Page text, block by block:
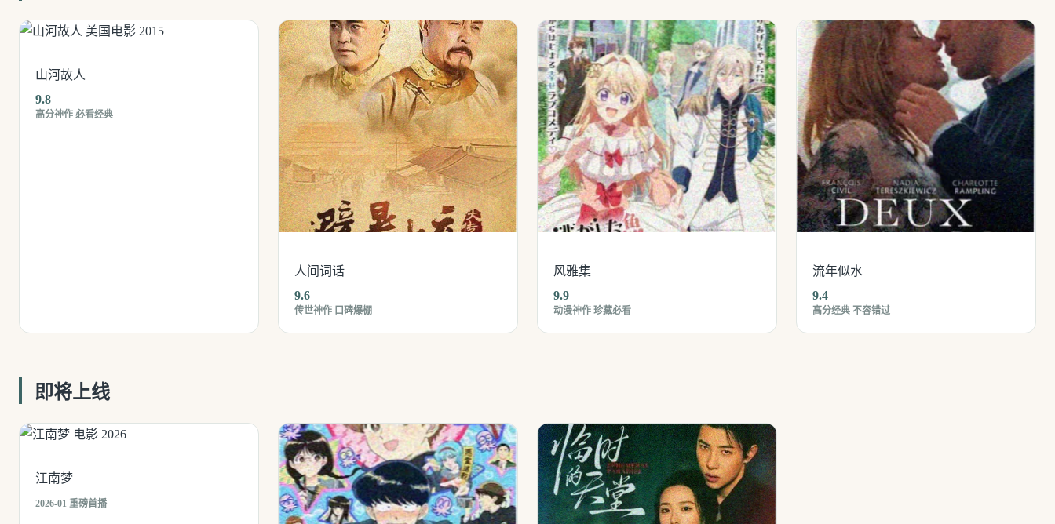
山河故人
9.8
高分神作 必看经典
人间词话
9.6
传世神作 口碑爆棚
风雅集
9.9
动漫神作 珍藏必看
流年似水
9.4
高分经典 不容错过
即将上线
江南梦
2026-01 重磅首播